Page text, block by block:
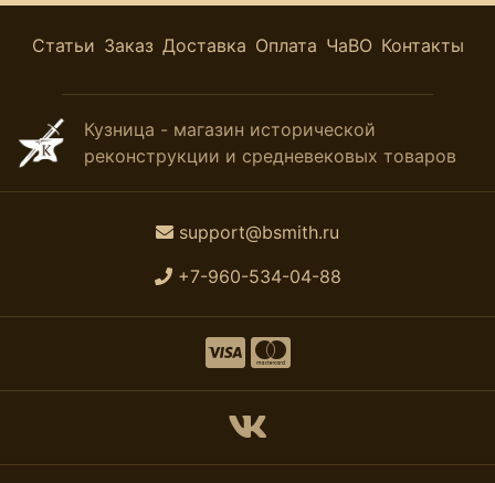
Статьи Заказ Доставка Оплата ЧаВО Контакты
Кузница - магазин исторической
реконструкции и средневековых товаров
support@bsmith.ru
+7-960-534-04-88